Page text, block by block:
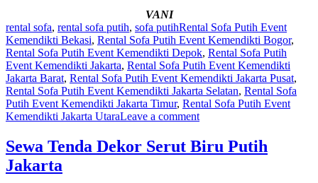
VANI
rental sofa, rental sofa putih, sofa putihRental Sofa Putih Event
Kemendikti Bekasi, Rental Sofa Putih Event Kemendikti Bogor,
Rental Sofa Putih Event Kemendikti Depok, Rental Sofa Putih
Event Kemendikti Jakarta, Rental Sofa Putih Event Kemendikti
Jakarta Barat, Rental Sofa Putih Event Kemendikti Jakarta Pusat,
Rental Sofa Putih Event Kemendikti Jakarta Selatan, Rental Sofa
Putih Event Kemendikti Jakarta Timur, Rental Sofa Putih Event
Kemendikti Jakarta UtaraLeave a comment
Sewa Tenda Dekor Serut Biru Putih
Jakarta